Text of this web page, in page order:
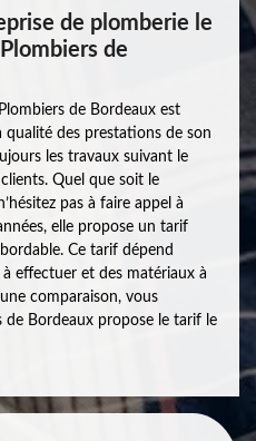
de plomberie le
de
de Bordeaux est
des prestations de son
les travaux suivant le
Quel que soit le
pas à faire appel à
elle propose un tarif
Ce tarif dépend
effectuer et des matériaux à
comparaison, vous
de Bordeaux propose le tarif le